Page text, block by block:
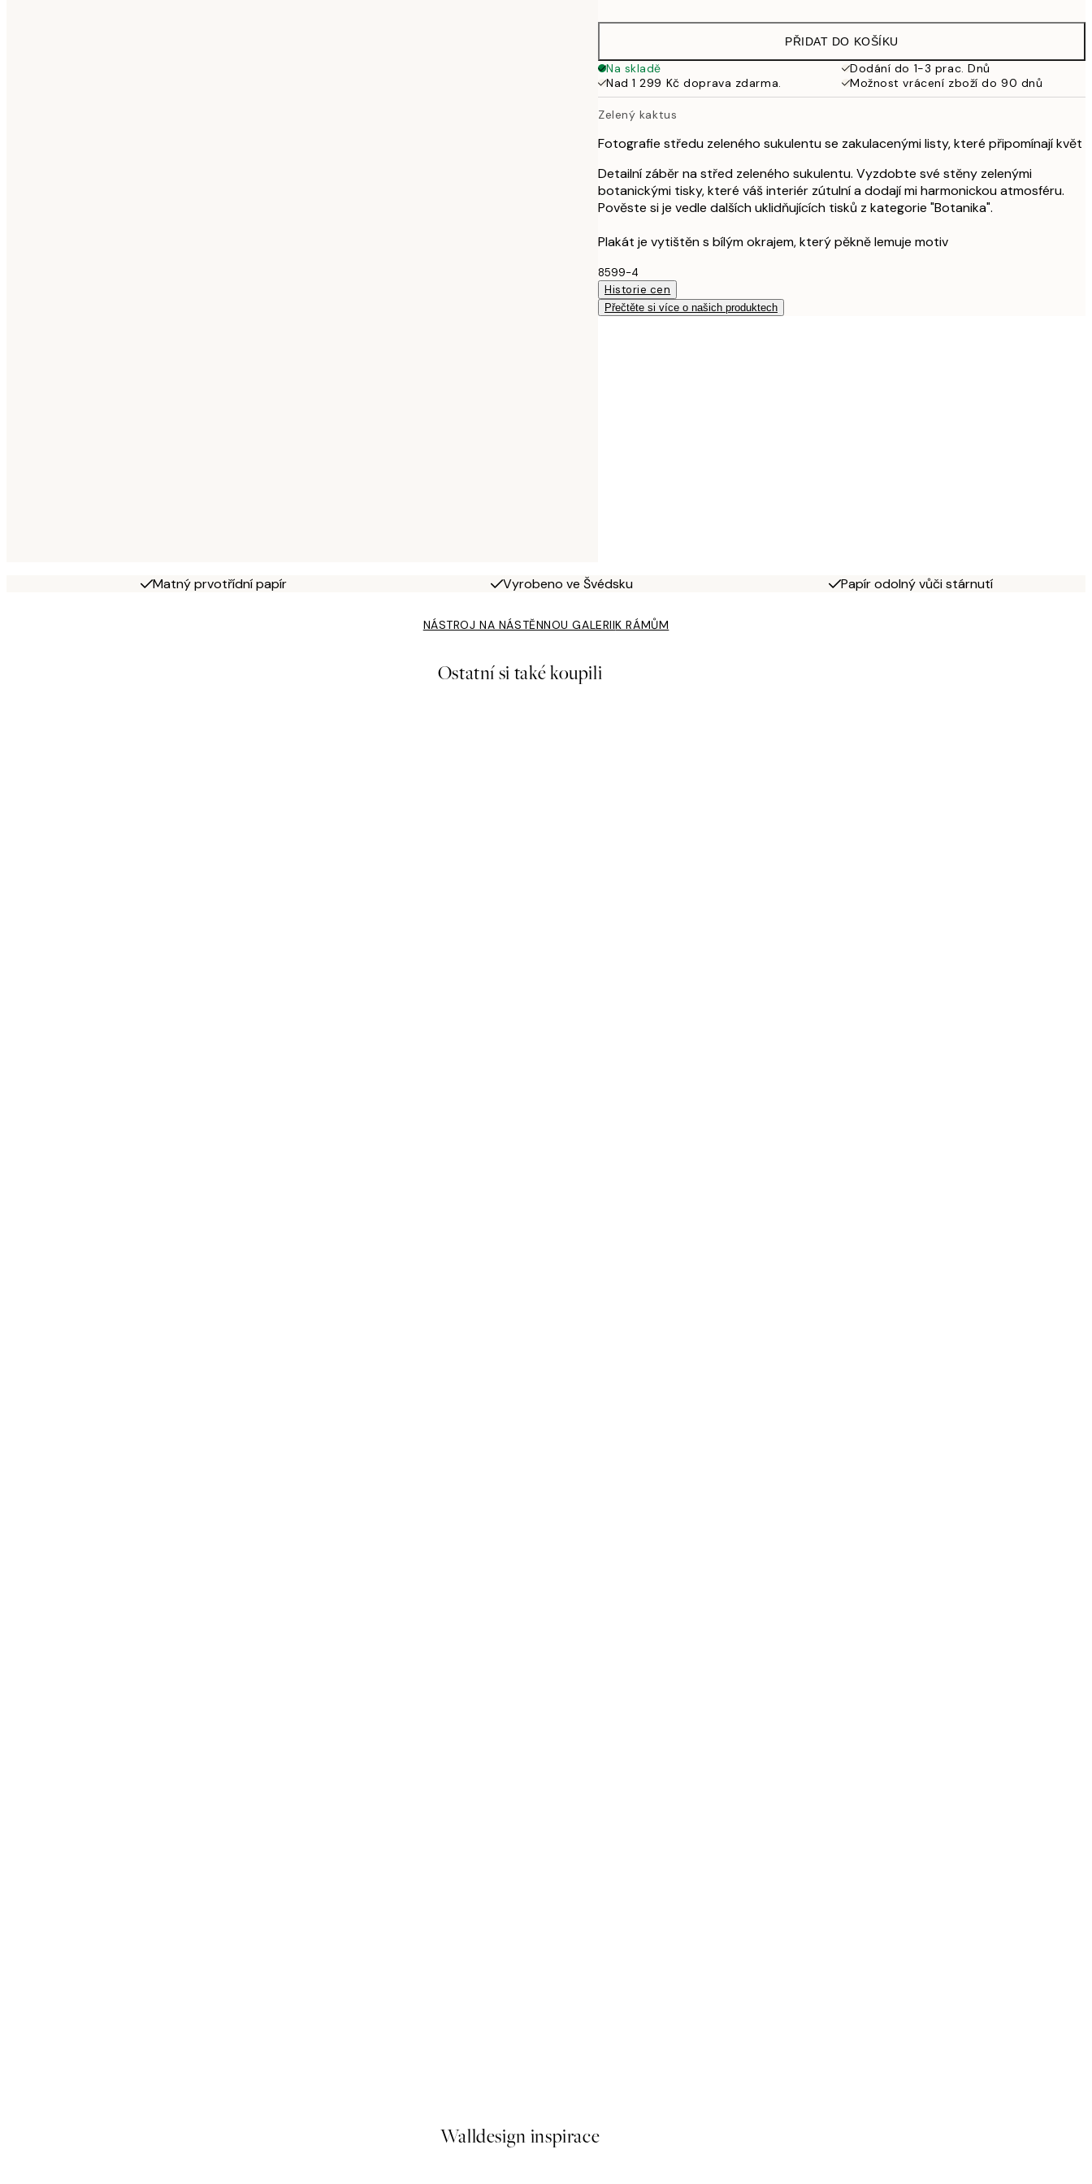
499 Kč
925 Kč
PŘIDAT DO KOŠÍKU
Na skladě
Dodání do 1-3 prac. Dnů
Nad 1 299 Kč doprava zdarma.
Možnost vrácení zboží do 90 dnů
Zelený kaktus
Fotografie středu zeleného sukulentu se zakulacenými listy, které připomínají květ
Detailní záběr na střed zeleného sukulentu. Vyzdobte své stěny zelenými
botanickými tisky, které váš interiér zútulní a dodají mi harmonickou atmosféru.
Pověste si je vedle dalších uklidňujících tisků z kategorie "Botanika".
Plakát je vytištěn s bílým okrajem, který pěkně lemuje motiv
8599-4
Historie cen
Přečtěte si více o našich produktech
Matný prvotřídní papír Vyrobeno ve Švédsku Papír odolný vůči stárnutí
NÁSTROJ NA NÁSTĚNNOU GALERIIK RÁMŮM
Ostatní si také koupili
Walldesign inspirace